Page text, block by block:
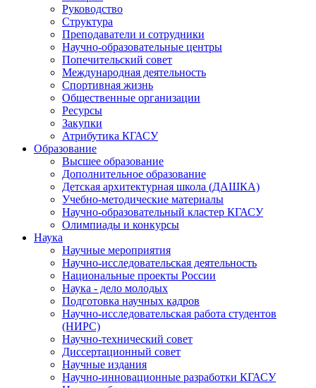
Руководство
Структура
Преподаватели и сотрудники
Научно-образовательные центры
Попечительский совет
Международная деятельность
Спортивная жизнь
Общественные организации
Ресурсы
Закупки
Атрибутика КГАСУ
Образование
Высшее образование
Дополнительное образование
Детская архитектурная школа (ДАШКА)
Учебно-методические материалы
Научно-образовательный кластер КГАСУ
Олимпиады и конкурсы
Наука
Научные мероприятия
Научно-исследовательская деятельность
Национальные проекты России
Наука - дело молодых
Подготовка научных кадров
Научно-исследовательская работа студентов
(НИРС)
Научно-технический совет
Диссертационный совет
Научные издания
Научно-инновационные разработки КГАСУ